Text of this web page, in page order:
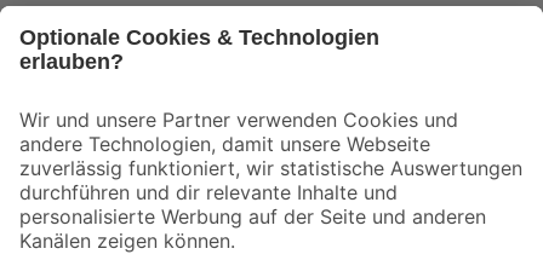
Der toom Newsletter: Keine Angebote und Aktionen mehr verpassen!
Zur Newsletter Anmeldung
Folge uns